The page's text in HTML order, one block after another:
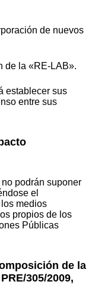
de nuevos
la «RE-LAB».
establecer sus
entre sus
podrán suponer
el
medios
propios de los
Públicas
de la
305/2009,